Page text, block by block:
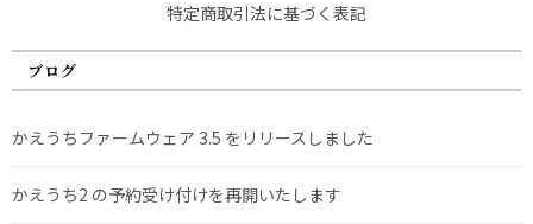
特定商取引法に基づく表記
ブログ
かえうちファームウェア 3.5 をリリースしました
かえうち2 の予約受け付けを再開いたします